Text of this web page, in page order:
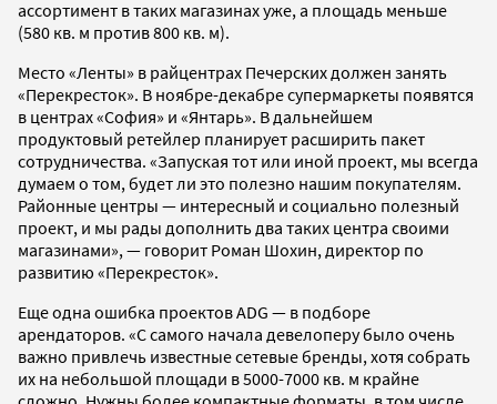
ассортимент в таких магазинах уже, а площадь меньше
(580 кв. м против 800 кв. м).
Место «Ленты» в райцентрах Печерских должен занять
«Перекресток». В ноябре-декабре супермаркеты появятся
в центрах «София» и «Янтарь». В дальнейшем
продуктовый ретейлер планирует расширить пакет
сотрудничества. «Запуская тот или иной проект, мы всегда
думаем о том, будет ли это полезно нашим покупателям.
Районные центры — интересный и социально полезный
проект, и мы рады дополнить два таких центра своими
магазинами», — говорит Роман Шохин, директор по
развитию «Перекресток».
Еще одна ошибка проектов ADG — в подборе
арендаторов. «С самого начала девелоперу было очень
важно привлечь известные сетевые бренды, хотя собрать
их на небольшой площади в 5000-7000 кв. м крайне